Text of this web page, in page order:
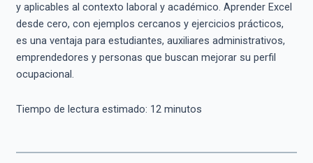
y aplicables al contexto laboral y académico. Aprender Excel
desde cero, con ejemplos cercanos y ejercicios prácticos,
es una ventaja para estudiantes, auxiliares administrativos,
emprendedores y personas que buscan mejorar su perfil
ocupacional.
Tiempo de lectura estimado: 12minutos